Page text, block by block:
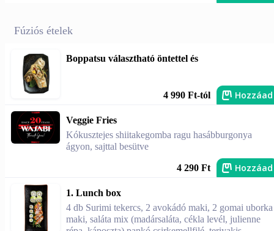
Fúziós ételek
Boppatsu választható öntettel és
4 990 Ft-tól Hozzáad
Veggie Fries
Kókusztejes shiitakegomba ragu hasábburgonya
ágyon, sajttal besütve
4 290 Ft Hozzáad
1. Lunch box
4 db Surimi tekercs, 2 avokádó maki, 2 gomai uborka
maki, saláta mix (madársaláta, cékla levél, julienne